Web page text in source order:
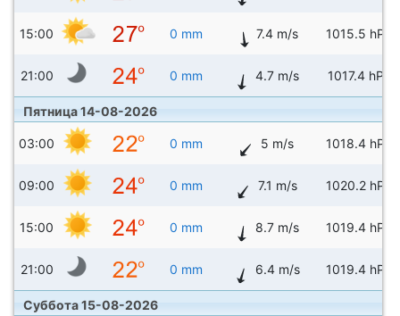
15:00 0 mm 7.4 m/s 1015.5 hPa
21:00 0 mm 4.7 m/s 1017.4 hPa
Пятница 14-08-2026
03:00 0 mm 5 m/s 1018.4 hPa
09:00 0 mm 7.1 m/s 1020.2 hPa
15:00 0 mm 8.7 m/s 1019.4 hPa
21:00 0 mm 6.4 m/s 1019.4 hPa
Суббота 15-08-2026